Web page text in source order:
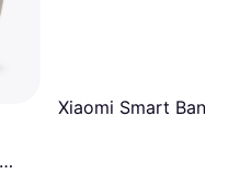
Xiaomi Smart Band 9